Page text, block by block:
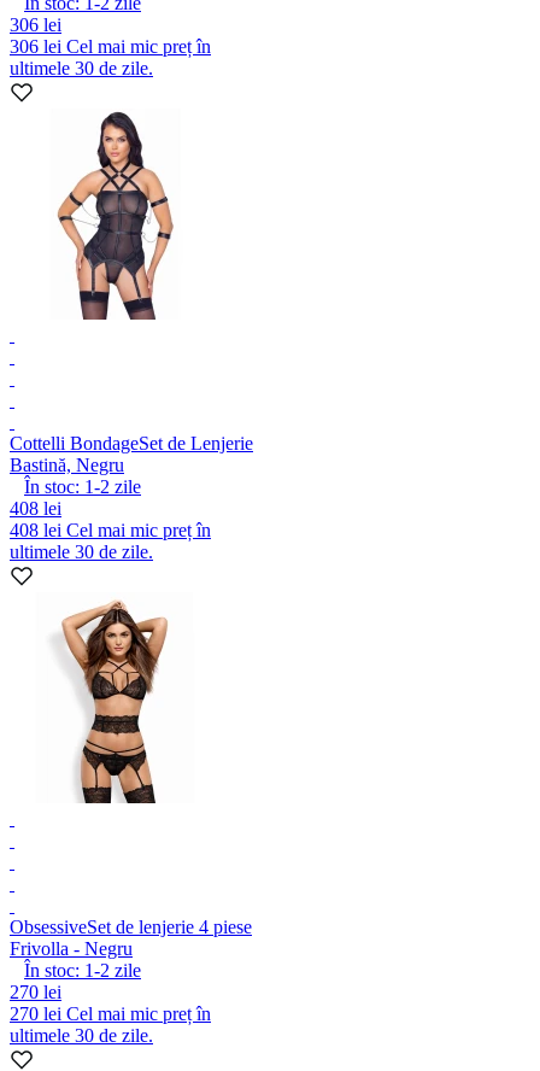
306 lei
306 lei Cel mai mic preț în
ultimele 30 de zile.
Cottelli BondageSet de Lenjerie
Bastină, Negru
În stoc: 1-2 zile
408 lei
408 lei Cel mai mic preț în
ultimele 30 de zile.
ObsessiveSet de lenjerie 4 piese
Frivolla - Negru
În stoc: 1-2 zile
270 lei
270 lei Cel mai mic preț în
ultimele 30 de zile.